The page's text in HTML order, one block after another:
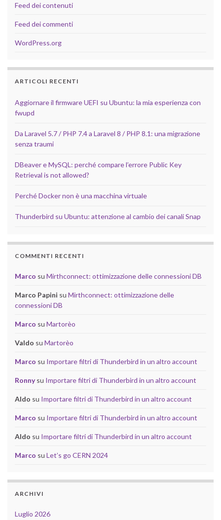
Feed dei contenuti
Feed dei commenti
WordPress.org
ARTICOLI RECENTI
Aggiornare il firmware UEFI su Ubuntu: la mia esperienza con
fwupd
Da Laravel 5.7 / PHP 7.4 a Laravel 8 / PHP 8.1: una migrazione
senza traumi
DBeaver e MySQL: perché compare l’errore Public Key
Retrieval is not allowed?
Perché Docker non è una macchina virtuale
Thunderbird su Ubuntu: attenzione al cambio dei canali Snap
COMMENTI RECENTI
Marco su Mirthconnect: ottimizzazione delle connessioni DB
Marco Papini su Mirthconnect: ottimizzazione delle
connessioni DB
Marco su Martorèo
Valdo su Martorèo
Marco su Importare filtri di Thunderbird in un altro account
Ronnysu Importare filtri di Thunderbird in un altro account
Aldo su Importare filtri di Thunderbird in un altro account
Marco su Importare filtri di Thunderbird in un altro account
Aldo su Importare filtri di Thunderbird in un altro account
Marco su Let’s go CERN 2024
ARCHIVI
Luglio 2026